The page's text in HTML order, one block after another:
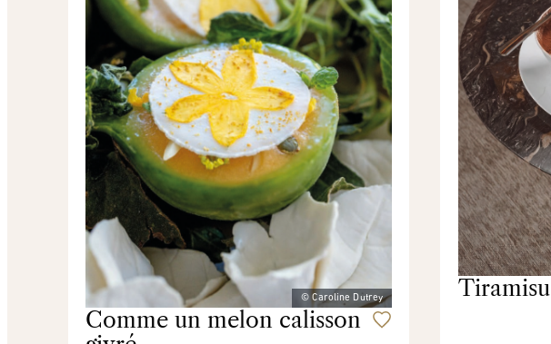
© Caroline Dutrey
Comme un melon calisson
Tiramisu